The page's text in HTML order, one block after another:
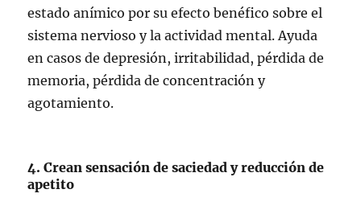
estado anímico por su efecto benéfico sobre el
sistema nervioso y la actividad mental. Ayuda
en casos de depresión, irritabilidad, pérdida de
memoria, pérdida de concentración y
agotamiento.
4. Crean sensación de saciedad y reducción de
apetito